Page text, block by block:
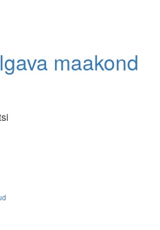
maakond